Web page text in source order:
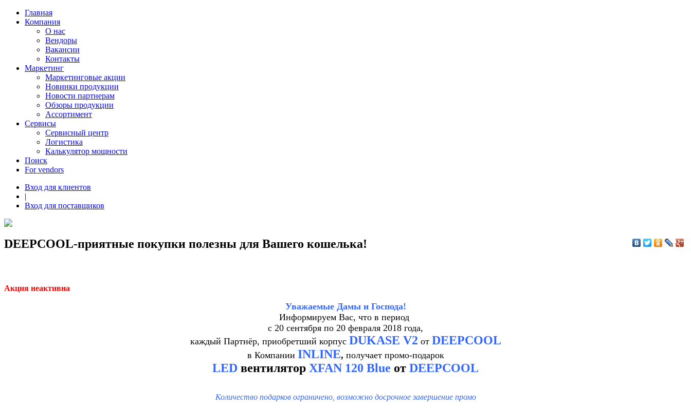
Главная
Компания
О нас
Вендоры
Вакансии
Контакты
Маркетинг
Маркетинговые акции
Новинки продукции
Новости партнерам
Обзоры продукции
Ассортимент
Сервисы
Сервисный центр
Логистика
Калькулятор мощности
Поиск
For vendors
Вход для клиентов
|
Вход для поставщиков
DEEPCOOL-приятные покупки полезны для Вашего кошелька!
Акция неактивна
Уважаемые Дамы и Господа!
Информируем Вас, что в период
с 20 сентября по 20 февраля 2018 года,
каждый Партнёр, приобретший корпус DUKASE V2 от DEEPCOOL
в Компании INLINE, получает промо-подарок
LED вентилятор XFAN 120 Blue от DEEPCOOL
Количество подарков ограничено, возможно досрочное завершение промо